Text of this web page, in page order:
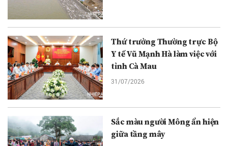
Thứ trưởng Thường trực Bộ
Y tế Vũ Mạnh Hà làm việc với
tỉnh Cà Mau
31/07/2026
Sắc màu người Mông ẩn hiện
giữa tầng mây